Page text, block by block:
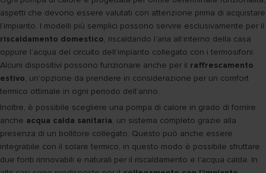
aspetti che devono essere valutati con attenzione prima di acquistare
l’impianto. I modelli più semplici possono servire esclusivamente per il
riscaldamento domestico, riscaldando l’aria all’interno della casa
oppure l’acqua del circuito dell’impianto collegato con i termosifoni.
Alcuni dispositivi possono funzionare anche per il raffrescamento
estivo, un’opzione da prendere in considerazione per un comfort
termico ottimale in ogni periodo dell’anno.
Inoltre, è possibile scegliere una pompa di calore in grado di fornire
anche acqua calda sanitaria, un sistema completo grazie alla
presenza di un bollitore collegato. Questo può anche essere
integrabile con il solare termico, in questo modo è possibile sfruttare
due fonti rinnovabili e naturali per il riscaldamento e l’acqua calda. In